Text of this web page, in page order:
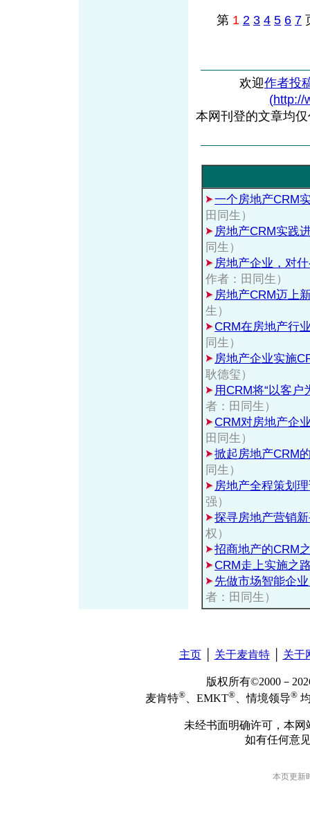
第 1 2 3 4 5 6 7
欢迎作者投
(http://
本网刊登的文章均
一个房地产CRM
田同生）
房地产CRM实践
同生）
房地产企业，对
作者：田同生）
房地产CRM迈上
生）
CRM在房地产行
同生）
房地产企业实施
耿德玺）
用CRM将“以客户
者：田同生）
CRM对房地产企
田同生）
掀起房地产CRM
同生）
房地产全程策划
强）
探寻房地产营销
权）
招商地产的CRM
CRM走上实施之
先做市场智能企
者：田同生）
主页│ 关于麦肯特│ 关于
版权所有©2000－
麦肯特® 、EMKT® 、情境领导®
未经书面明确许可，本
如有任何意
本页更新